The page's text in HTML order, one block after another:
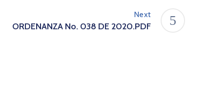
Next
ORDENANZA No. 038 DE 2020.PDF